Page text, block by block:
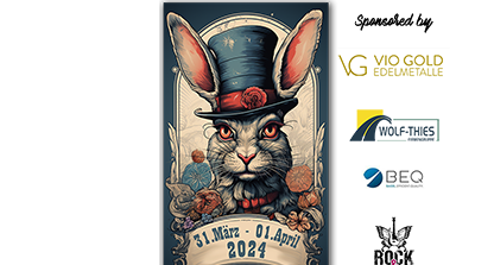
OSTER TATTOO
31.März & 01. April 2024